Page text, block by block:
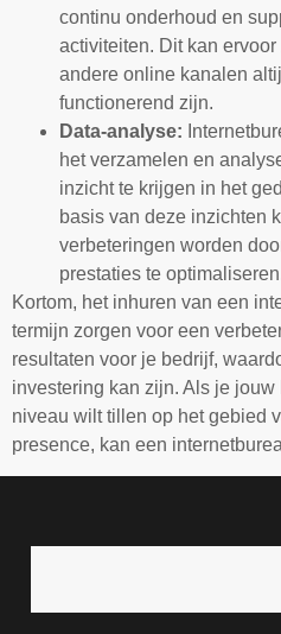
continu onderhoud en
activiteiten. Dit kan
andere online kanalen
functionerend zijn.
Data-analyse:
het verzamelen en
inzicht te krijgen in het
basis van deze inzichten
verbeteringen worden
prestaties te
Kortom, het inhuren van een
termijn zorgen voor een
resultaten voor je bedrijf,
investering kan zijn. Als je
niveau wilt tillen op het gebied
presence, kan een